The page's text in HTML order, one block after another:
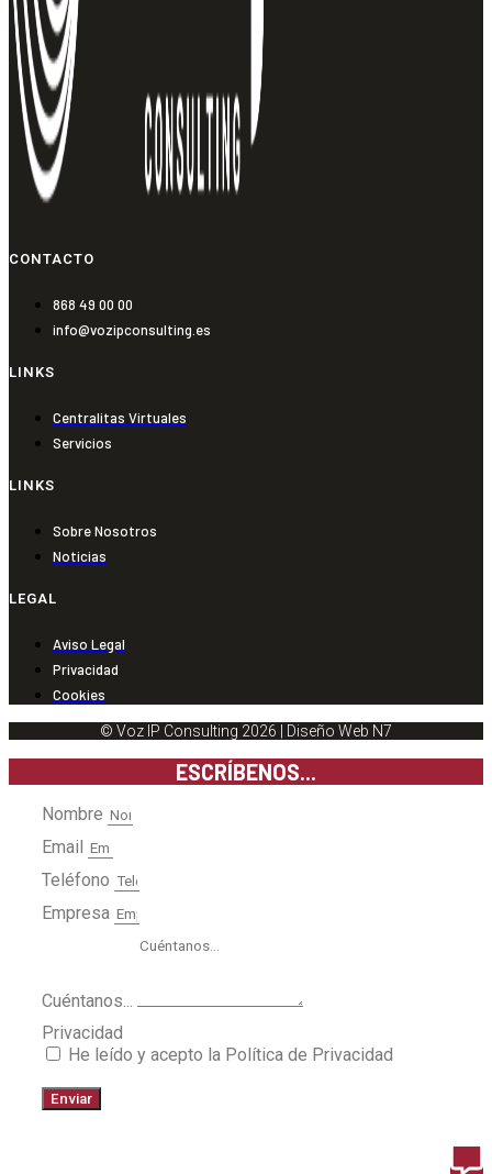
CONTACTO
868 49 00 00
info@vozipconsulting.es
LINKS
Centralitas Virtuales
Servicios
LINKS
Sobre Nosotros
Noticias
LEGAL
Aviso Legal
Privacidad
Cookies
© Voz IP Consulting 2026 | Diseño Web N7
ESCRÍBENOS...
Nombre
Email
Teléfono
Empresa
Cuéntanos...
Privacidad
He leído y acepto la Política de Privacidad
Enviar